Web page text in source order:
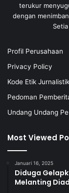
terukur
dengan
Profil Perusahaan
Privacy Policy
Kode Etik Jurnalistik
Pedoman
Undang Undang
Most Viewed
Januari 16, 2025
Diduga
Melanting